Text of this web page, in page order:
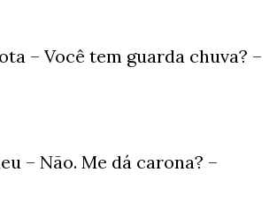
– Você tem guarda chuva? –
– Não. Me dá carona? –